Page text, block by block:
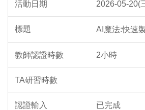
2026-05-20(
AI魔法:快速
2小時
已完成